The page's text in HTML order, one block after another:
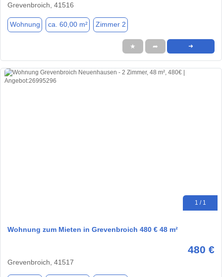
Grevenbroich, 41516
Wohnung ca. 60,00 m² Zimmer 2
★ ➦ ➜
1 / 1
Wohnung zum Mieten in Grevenbroich 480 € 48 m²
480 €
Grevenbroich, 41517